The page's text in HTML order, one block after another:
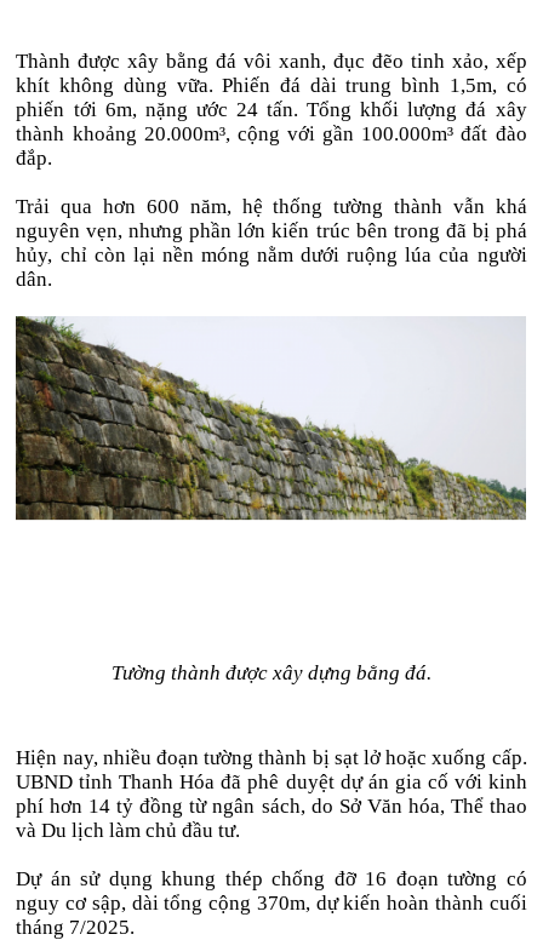
Thành được xây bằng đá vôi xanh, đục đẽo tinh xảo, xếp
khít không dùng vữa. Phiến đá dài trung bình 1,5m, có
phiến tới 6m, nặng ước 24 tấn. Tổng khối lượng đá xây
thành khoảng 20.000m³, cộng với gần 100.000m³ đất đào
đắp.
Trải qua hơn 600 năm, hệ thống tường thành vẫn khá
nguyên vẹn, nhưng phần lớn kiến trúc bên trong đã bị phá
hủy, chỉ còn lại nền móng nằm dưới ruộng lúa của người
dân.
Tường thành được xây dựng bằng đá.
Hiện nay, nhiều đoạn tường thành bị sạt lở hoặc xuống cấp.
UBND tỉnh Thanh Hóa đã phê duyệt dự án gia cố với kinh
phí hơn 14 tỷ đồng từ ngân sách, do Sở Văn hóa, Thể thao
và Du lịch làm chủ đầu tư.
Dự án sử dụng khung thép chống đỡ 16 đoạn tường có
nguy cơ sập, dài tổng cộng 370m, dự kiến hoàn thành cuối
tháng 7/2025.